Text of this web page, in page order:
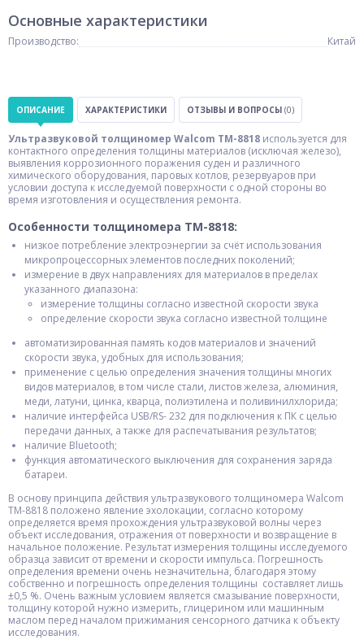
Основные характеристики
Производство: Китай
ОПИСАНИЕ ХАРАКТЕРИСТИКИ ОТЗЫВЫ И ВОПРОСЫ (0)
Ультразвуковой толщиномер Walcom TM-8818 используется для
контактного определения толщины материалов (исключая железо),
выявления коррозионного поражения суден и различного
химического оборудования, паровых котлов, резервуаров при
условии доступа к исследуемой поверхности с одной стороны во
время изготовления и осуществления ремонта.
Особенности толщиномера TM-8818:
низкое потребление электроэнергии за счёт использования
микропроцессорных элементов последних поколений;
измерение в двух направлениях для материалов в пределах
указанного диапазона:
измерение толщины согласно известной скорости звука
определение скорости звука согласно известной толщине
автоматизированная память кодов материалов и значений
скорости звука, удобных для использования;
применение с целью определения значения толщины многих
видов материалов, в том числе стали, листов железа, алюминия,
меди, латуни, цинка, кварца, полиэтилена и поливинилхлорида;
наличие интерфейса USB/RS- 232 для подключения к ПК с целью
передачи данных, а также для распечатывания результатов;
наличие Bluetooth;
функция автоматического выключения для сохранения заряда
батареи.
В основу принципа действия ультразвукового толщиномера Walcom
TM-8818 положено явление эхолокации, согласно которому
определяется время прохождения ультразвуковой волны через
объект исследования, отражения от поверхности и возвращение в
начальное положение. Результат измерения толщины исследуемого
образца зависит от времени и скорости импульса. Погрешность
определения времени очень незначительна, благодаря этому
собственно и погрешность определения толщины составляет лишь
±0,5 %. Очень важным условием является смазывание поверхности,
толщину которой нужно измерить, глицерином или машинным
маслом перед началом прижимания сенсорного датчика к объекту
исследования.